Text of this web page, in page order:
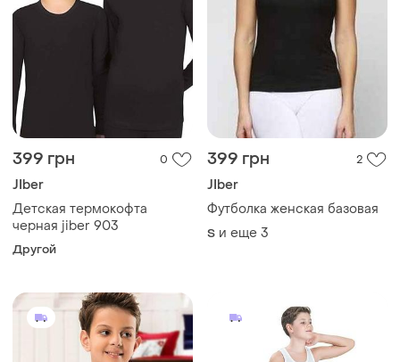
399 грн 0
JIber
Детская термокофта
черная jiber 903
Другой
399 грн 2
JIber
Футболка женская базовая
S и еще 3